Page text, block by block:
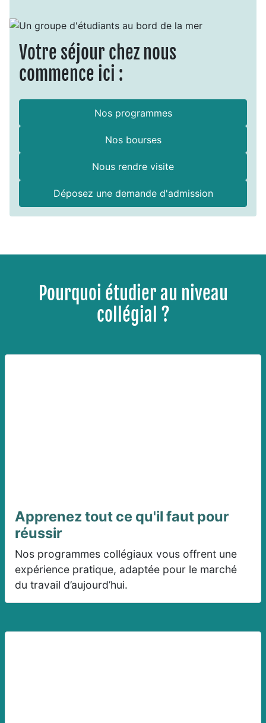
Votre séjour chez nous
commence ici :
Nos programmes
Nos bourses
Nous rendre visite
Déposez une demande d'admission
Pourquoi étudier au niveau
collégial ?
Apprenez tout ce qu'il faut pour
réussir
Nos programmes collégiaux vous offrent une
expérience pratique, adaptée pour le marché
du travail d’aujourd’hui.